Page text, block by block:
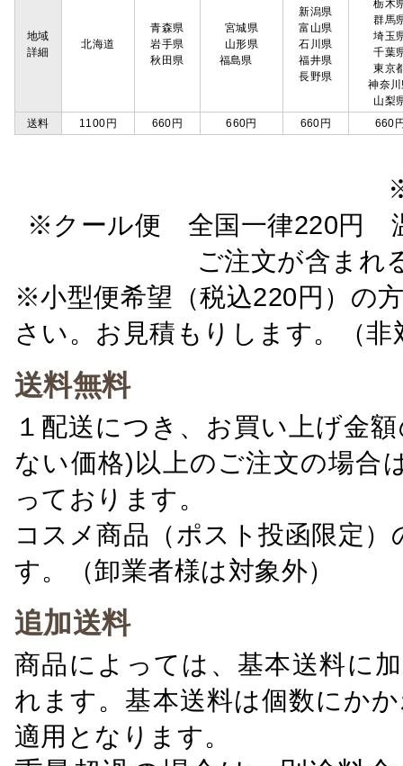
地域
詳細
北海道
青森県
岩手県
秋田県
宮城県
山形県
福島県
新潟県
富山県
石川県
福井県
長野県
栃木
群馬
埼玉
千葉
東京
神奈
山梨
送料
1100円 660円 660円 660円 660
※クール便 全国一律220円
ご注文が含ま
※小型便希望（税込220円）の
さい。お見積もりします。（非
送料無料
１配送につき、お買い上げ金
ない価格)以上のご注文の場合
っております。
コスメ商品（ポスト投函限定
す。（卸業者様は対象外）
追加送料
商品によっては、基本送料に
れます。基本送料は個数にか
適用となります。